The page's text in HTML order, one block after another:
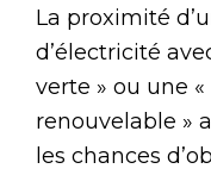
La proximité
d’électricité
verte » ou une
renouvelable »
les chances